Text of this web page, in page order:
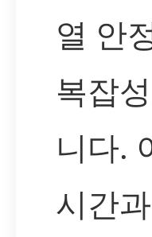
열 안
복잡
니다.
시간